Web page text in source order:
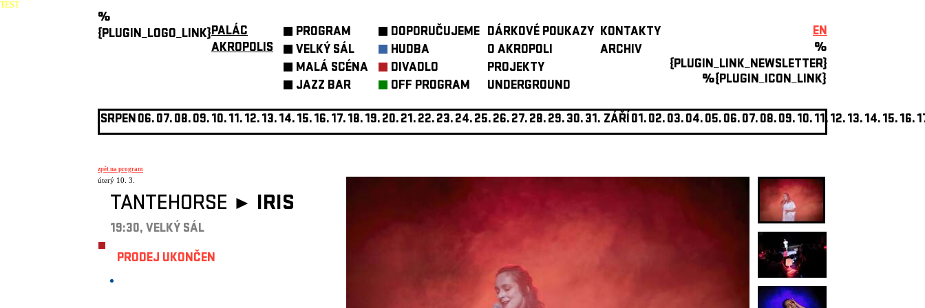
TEST
%
{PLUGIN_LOGO_LINK}PALÁC
AKROPOLIS
PROGRAM
VELKÝ SÁL
MALÁ SCÉNA
JAZZ BAR
DOPORUČUJEME
HUDBA
DIVADLO
OFF PROGRAM
DÁRKOVÉ POUKAZY
O AKROPOLI
PROJEKTY
UNDERGROUND
KONTAKTY
ARCHIV
EN
%
{PLUGIN_LINK_NEWSLETTER}
%{PLUGIN_ICON_LINK}
SRPEN06.07.08.09.10.11.12.13.14.15.16.17.18.19.20.21.22.23.24.25.26.27.28.29.30.31. ZÁŘÍ01.02.03.04.05.06.07.08.09.10.11.12.13.14.15.16.
zpět na program
úterý 10. 3.
TANTEHORSE ► IRIS
19:30, VELKÝ SÁL
PRODEJ UKONČEN